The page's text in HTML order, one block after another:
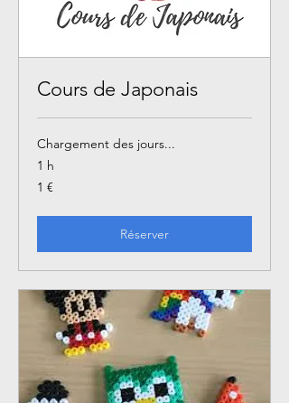
Cours de Japonais
Chargement des jours...
1 h
1
euro
1 €
Réserver